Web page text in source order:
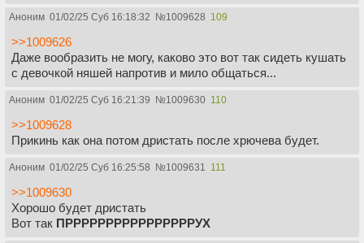
Аноним 01/02/25 Суб 16:18:32 №1009628 109
>>1009626
Даже вообразить не могу, каково это вот так сидеть кушать
с девочкой няшей напротив и мило общаться...
Аноним 01/02/25 Суб 16:21:39 №1009630 110
>>1009628
Прикинь как она потом дристать после хрючева будет.
Аноним 01/02/25 Суб 16:25:58 №1009631 111
>>1009630
Хорошо будет дристать
Вот так ПРРРРРРРРРРРРРРРРУХ